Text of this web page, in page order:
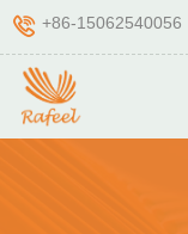
+86-15062540056